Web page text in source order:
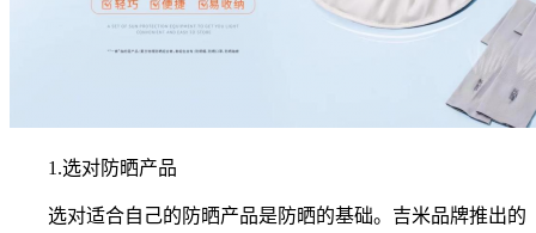
1.选对防晒产品
选对适合自己的防晒产品是防晒的基础。吉米品牌推出的